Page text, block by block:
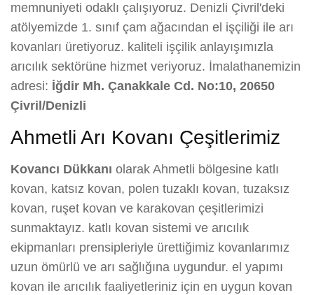
memnuniyeti odaklı çalışıyoruz. Denizli Çivril'deki
atölyemizde 1. sınıf çam ağacından el işçiliği ile arı
kovanları üretiyoruz. kaliteli işçilik anlayışımızla
arıcılık sektörüne hizmet veriyoruz. İmalathanemizin
adresi: İğdir Mh. Çanakkale Cd. No:10, 20650
Çivril/Denizli
Ahmetli Arı Kovanı Çeşitlerimiz
Kovancı Dükkanı olarak Ahmetli bölgesine katlı
kovan, katsız kovan, polen tuzaklı kovan, tuzaksız
kovan, ruşet kovan ve karakovan çeşitlerimizi
sunmaktayız. katlı kovan sistemi ve arıcılık
ekipmanları prensipleriyle ürettiğimiz kovanlarımız
uzun ömürlü ve arı sağlığına uygundur. el yapımı
kovan ile arıcılık faaliyetleriniz için en uygun kovan